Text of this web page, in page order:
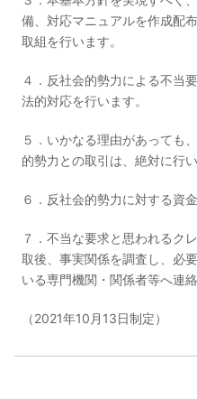
備、対応マニュアルを作成配
取組を行います。
４．反社会的勢力による不当
法的対応を行います。
５．いかなる理由があっても
的勢力との取引は、絶対に行い
６．反社会的勢力に対する資
７．不当な要求と思われるク
取後、事実関係を調査し、必
いる専門機関・関係者等へ連
（2021年10月13日制定）